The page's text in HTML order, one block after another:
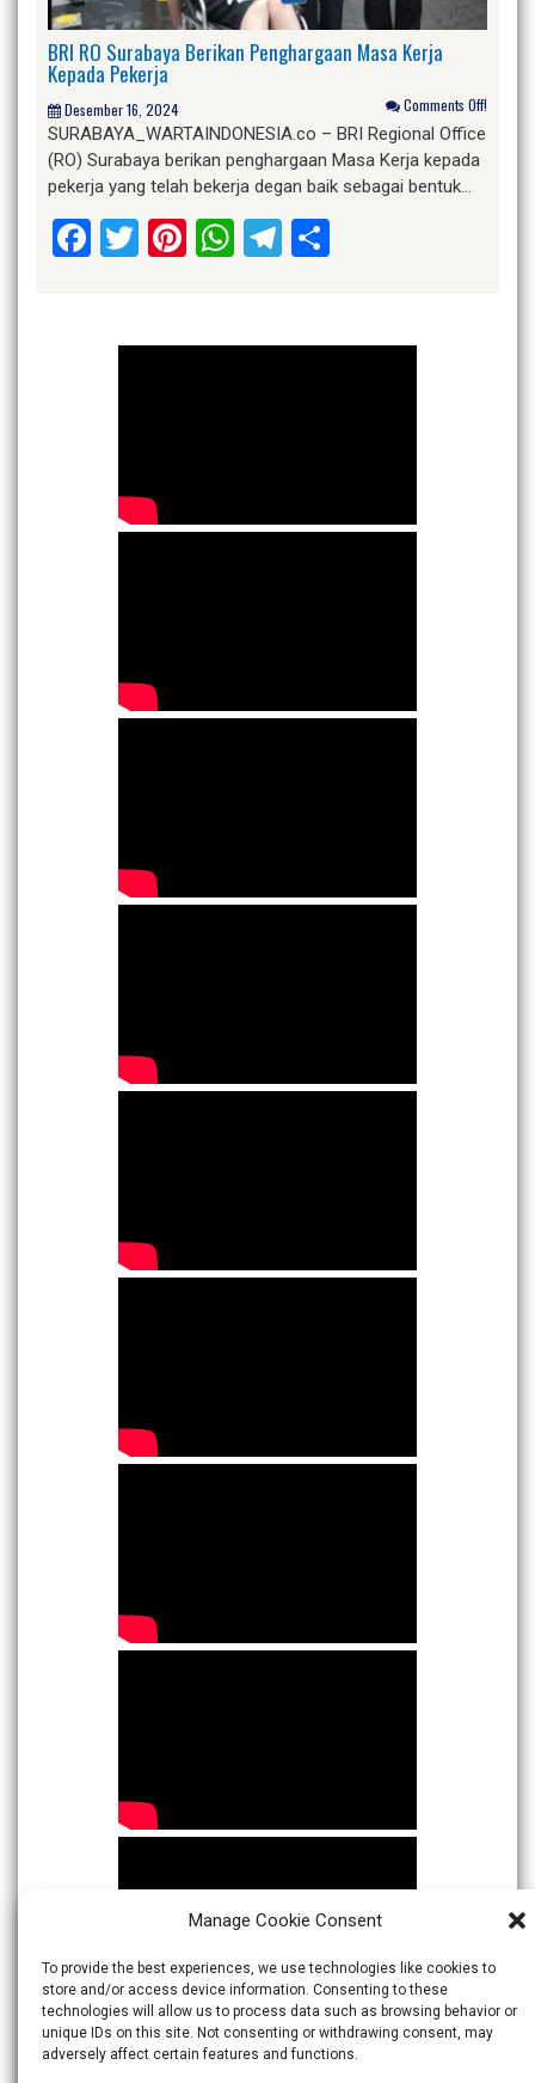
Manage Cookie Consent
To provide the best experiences, we use technologies like cookies to
store and/or access device information. Consenting to these
technologies will allow us to process data such as browsing behavior or
unique IDs on this site. Not consenting or withdrawing consent, may
adversely affect certain features and functions.
BRI RO Surabaya Berikan Penghargaan Masa Kerja
Kepada Pekerja
Desember 16, 2024 Comments Off!
SURABAYA_WARTAINDONESIA.co – BRI Regional Office
(RO) Surabaya berikan penghargaan Masa Kerja kepada
pekerja yang telah bekerja degan baik sebagai bentuk…
Facebook
Twitter
Pinterest
WhatsApp
Telegram